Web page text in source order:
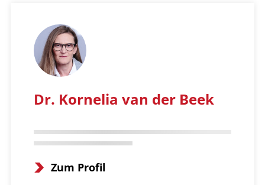
Dr. Kornelia van der Beek
Zum Profil